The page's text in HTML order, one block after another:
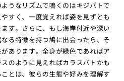
うなリズムで鳴くのはキジバトで
すく、一度覚えれば姿を見ずとも
す。さらに、もし海岸付近や深い
る特徴を持つ鳩に出会ったら、そ
あります。全身が緑色であればア
のように見えればカラスバトかも
とは、彼らの生態や好みを理解す